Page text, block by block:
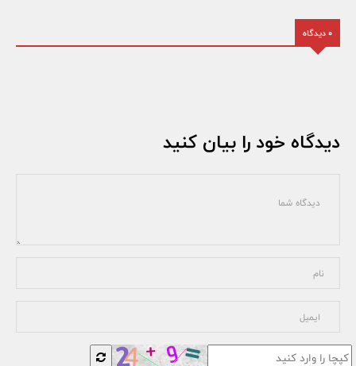
0 دیدگاه
دیدگاه خود را بیان کنید